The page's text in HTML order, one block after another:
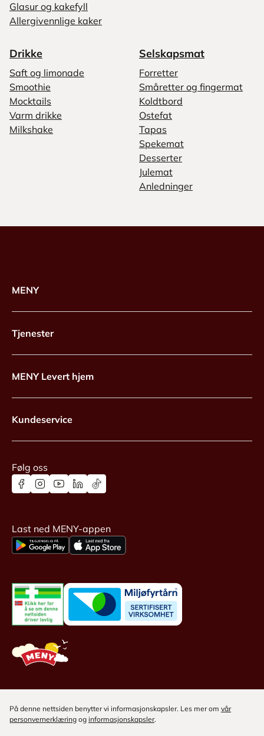
Glasur og kakefyll
Allergivennlige kaker
Drikke
Saft og limonade
Smoothie
Mocktails
Varm drikke
Milkshake
Selskapsmat
Forretter
Småretter og fingermat
Koldtbord
Ostefat
Tapas
Spekemat
Desserter
Julemat
Anledninger
MENY
Tjenester
MENY Levert hjem
Kundeservice
Følg oss
Last ned MENY-appen
På denne nettsiden benytter vi informasjonskapsler. Les mer om vår
personvernerklæring og informasjonskapsler.